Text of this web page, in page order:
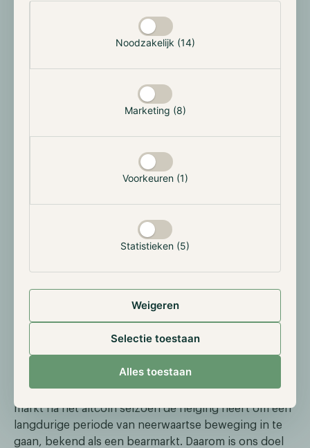
Noodzakelijk (14)
Marketing (8)
Voorkeuren (1)
Statistieken (5)
Weigeren
Selectie toestaan
Alles toestaan
zullen de meeste van deze activa volgen nu Bitcoin en
Ether hun opwaartse momentum voortzetten. We
Dit biedt unieke kansen voor Hodl Ventures.
Hodl Ventures investeert actief
Omdat de bredere altcoinmarkt nog niet in het altcoin
seizoen is gekomen en de interesse onder particuliere
interessante projecten die van plan zijn om binnen nu
en anderhalf jaar live te gaan. Hierdoor kunnen deze
Hoewel de financiering door durfkapitaal doorgaans
aanzienlijk toeneemt naarmate de cyclus vordert,
suggereren wij dat de komende periode de laatste
kans biedt om te investeren in het vroege stadium
van projecten. Dit komt voornamelijk doordat de
markt na het altcoin seizoen de neiging heeft om een
langdurige periode van neerwaartse beweging in te
gaan, bekend als een bearmarkt. Daarom is ons doel